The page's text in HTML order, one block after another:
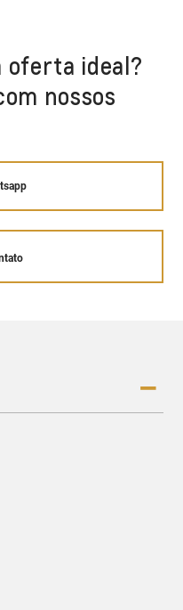
oferta ideal?
nossos